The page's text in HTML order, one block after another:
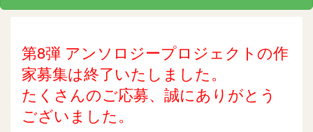
第8弾 アンソロジープロジェクトの作
家募集は終了いたしました。
たくさんのご応募、誠にありがとう
ございました。